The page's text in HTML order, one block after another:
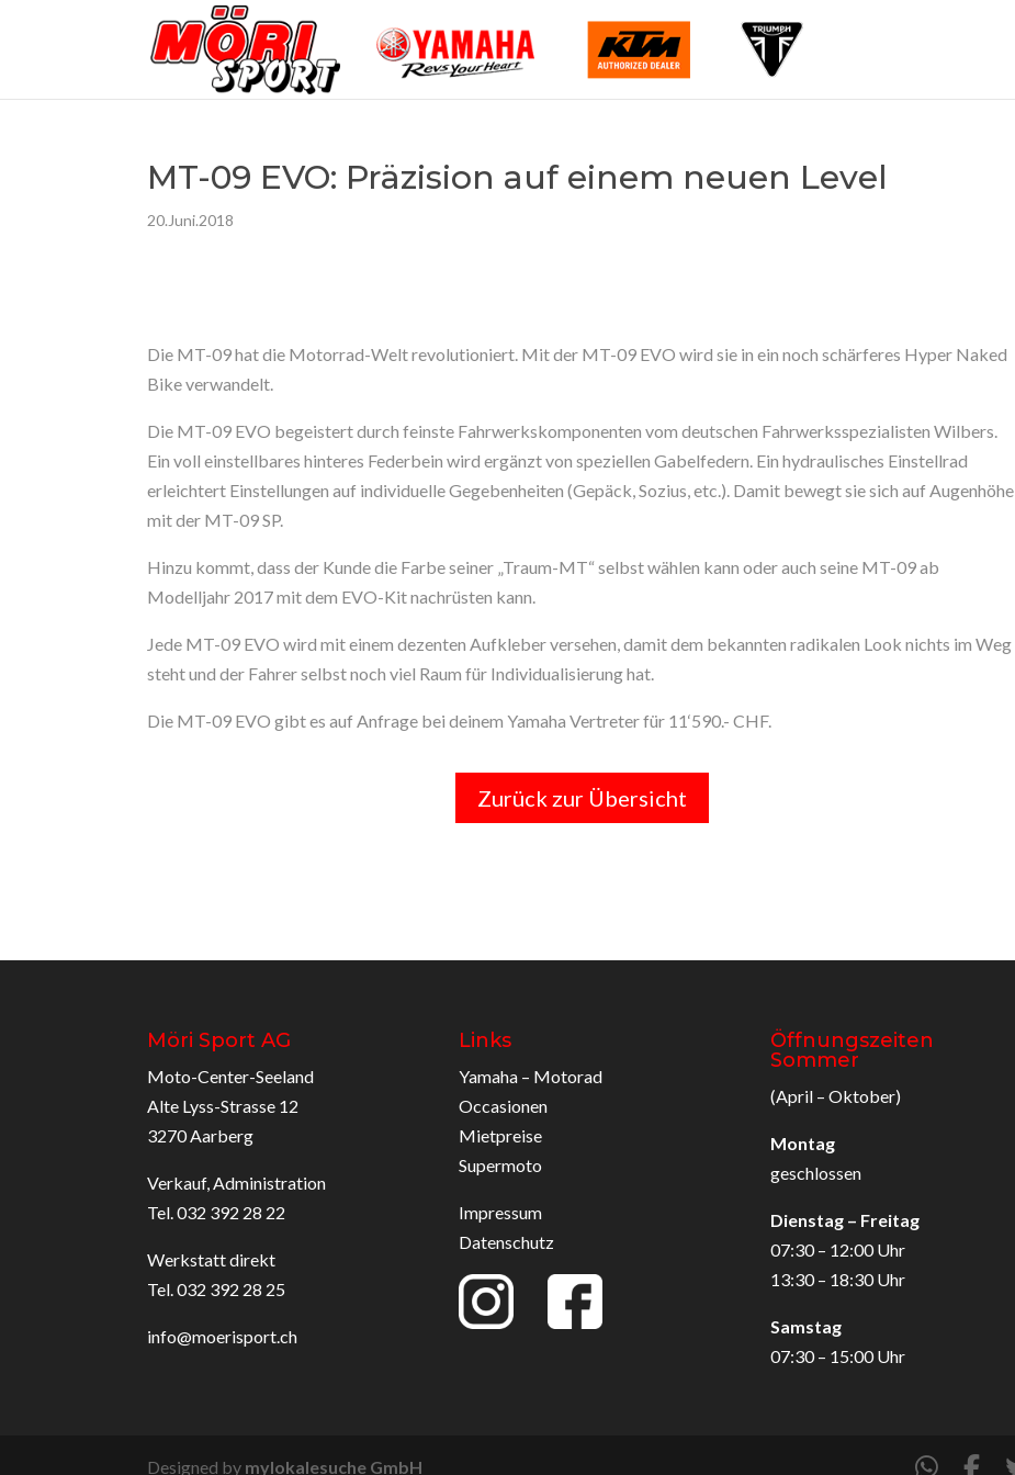
MT-09 EVO: Präzision auf einem neuen Level
20.Juni.2018
Die MT-09 hat die Motorrad-Welt revolutioniert. Mit der MT-09 EVO wird sie in ein noch schärferes Hyper Naked
Bike verwandelt.
Die MT-09 EVO begeistert durch feinste Fahrwerkskomponenten vom deutschen Fahrwerksspezialisten Wilbers.
Ein voll einstellbares hinteres Federbein wird ergänzt von speziellen Gabelfedern. Ein hydraulisches Einstellrad
erleichtert Einstellungen auf individuelle Gegebenheiten (Gepäck, Sozius, etc.). Damit bewegt sie sich auf Augenhöhe
mit der MT-09 SP.
Hinzu kommt, dass der Kunde die Farbe seiner „Traum-MT“ selbst wählen kann oder auch seine MT-09 ab
Modelljahr 2017 mit dem EVO-Kit nachrüsten kann.
Jede MT-09 EVO wird mit einem dezenten Aufkleber versehen, damit dem bekannten radikalen Look nichts im Weg
steht und der Fahrer selbst noch viel Raum für Individualisierung hat.
Die MT-09 EVO gibt es auf Anfrage bei deinem Yamaha Vertreter für 11‘590.- CHF.
Zurück zur Übersicht
Möri Sport AG
Moto-Center-Seeland
Alte Lyss-Strasse 12
3270 Aarberg
Verkauf, Administration
Tel. 032 392 28 22
Werkstatt direkt
Tel. 032 392 28 25
info@moerisport.ch
Links
Yamaha – Motorad
Occasionen
Mietpreise
Supermoto
Impressum
Datenschutz
Öffnungszeiten
Sommer
(April – Oktober)
Montag
geschlossen
Dienstag – Freitag
07:30 – 12:00 Uhr
13:30 – 18:30 Uhr
Samstag
07:30 – 15:00 Uhr
Designed by mylokalesuche GmbH